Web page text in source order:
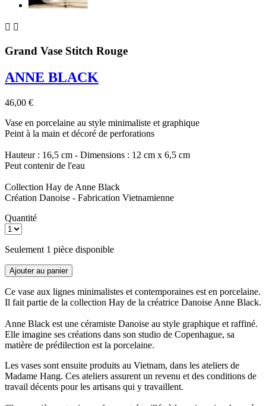
 
Grand Vase Stitch Rouge
ANNE BLACK
46,00 €
Vase en porcelaine au style minimaliste et graphique
Peint à la main et décoré de perforations
Hauteur : 16,5 cm - Dimensions : 12 cm x 6,5 cm
Peut contenir de l'eau
Collection Hay de Anne Black
Création Danoise - Fabrication Vietnamienne
Quantité
Seulement 1 pièce disponible
Ajouter au panier
Ce vase aux lignes minimalistes et contemporaines est en porcelaine.
Il fait partie de la collection Hay de la créatrice Danoise Anne Black.
Anne Black est une céramiste Danoise au style graphique et raffiné.
Elle imagine ses créations dans son studio de Copenhague, sa
matière de prédilection est la porcelaine.
Les vases sont ensuite produits au Vietnam, dans les ateliers de
Madame Hang. Ces ateliers assurent un revenu et des conditions de
travail décents pour les artisans qui y travaillent.